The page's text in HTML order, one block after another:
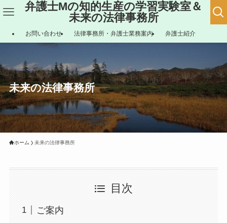
弁護士Mの知的生産の学習実験室＆
未来の法律事務所
お問い合わせ 法律事務所・弁護士業務案内 弁護士紹介
未来の法律事務所
ホーム 未来の法律事務所
目次
ご案内